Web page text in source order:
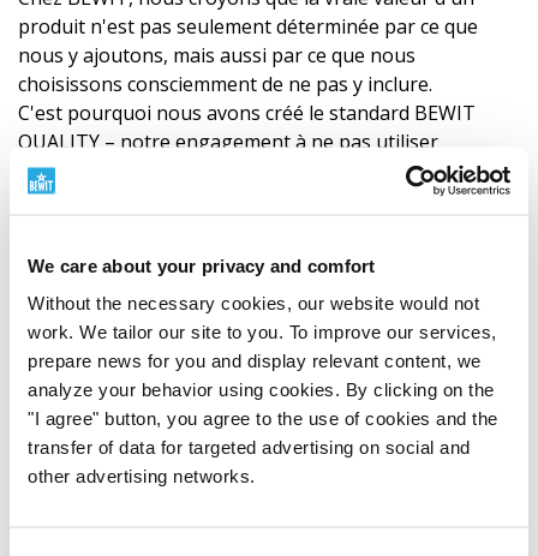
We care about your privacy and comfort
Without the necessary cookies, our website would not
work. We tailor our site to you. To improve our services,
prepare news for you and display relevant content, we
analyze your behavior using cookies. By clicking on the
"I agree" button, you agree to the use of cookies and the
transfer of data for targeted advertising on social and
other advertising networks.
produit n'est pas seulement déterminée par ce que
nous y ajoutons, mais aussi par ce que nous
choisissons consciemment de ne pas y inclure.
C'est pourquoi nous avons créé le standard BEWIT
QUALITY – notre engagement à ne pas utiliser
d'additifs synthétiques d'origine pétrochimique, de
parfums cachés, de charges inutiles, de stabilisants
voulons préserver la pureté absolue, le sens et la
Nous ne suivons pas cette voie parce qu'elle est facile.
Nous la suivons parce qu'elle a du sens pour nous.
Découvrez le principe BEWIT QUALITY